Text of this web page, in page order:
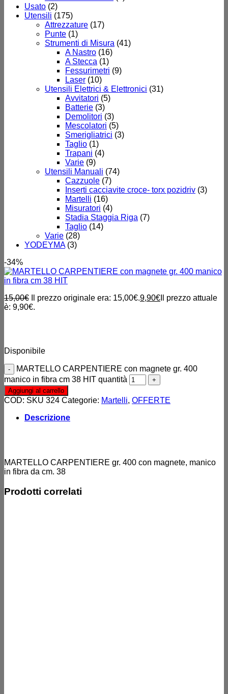
Usato (2)
Utensili (175)
Attrezzature (17)
Punte (1)
Strumenti di Misura (41)
A Nastro (16)
A Stecca (1)
Fessurimetri (9)
Laser (10)
Utensili Elettrici & Elettronici (31)
Avvitatori (5)
Batterie (3)
Demolitori (3)
Mescolatori (5)
Smerigliatrici (3)
Taglio (1)
Trapani (4)
Varie (9)
Utensili Manuali (74)
Cazzuole (7)
Inserti cacciavite croce- torx pozidriv (3)
Martelli (16)
Misuratori (4)
Stadia Staggia Riga (7)
Taglio (14)
Varie (28)
YODEYMA (3)
-34%
15,00€ Il prezzo originale era: 15,00€.9,90€ Il prezzo attuale
è: 9,90€.
Disponibile
MARTELLO CARPENTIERE con magnete gr. 400
manico in fibra cm 38 HIT quantità
Aggiungi al carrello
COD: SKU 324 Categorie: Martelli, OFFERTE
Descrizione
MARTELLO CARPENTIERE gr. 400 con magnete, manico
in fibra da cm. 38
Prodotti correlati